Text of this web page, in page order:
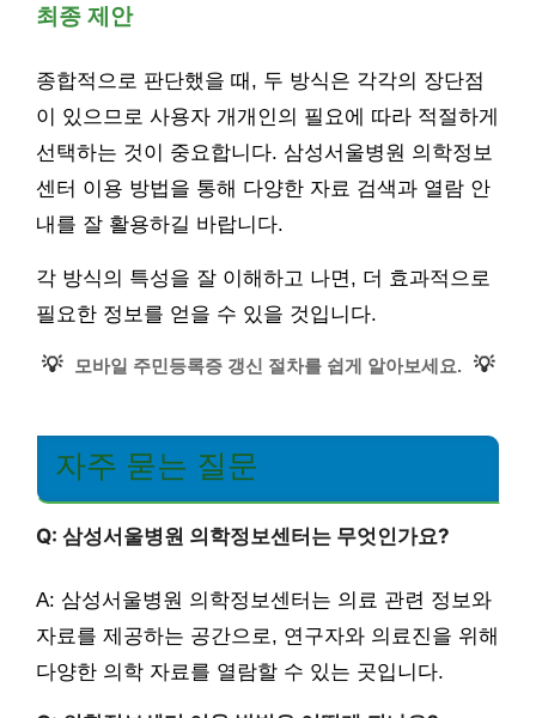
최종 제안
종합적으로 판단했을 때, 두 방식은 각각의 장단점
이 있으므로 사용자 개개인의 필요에 따라 적절하게
선택하는 것이 중요합니다. 삼성서울병원 의학정보
센터 이용 방법을 통해 다양한 자료 검색과 열람 안
내를 잘 활용하길 바랍니다.
각 방식의 특성을 잘 이해하고 나면, 더 효과적으로
필요한 정보를 얻을 수 있을 것입니다.
💡 모바일 주민등록증 갱신 절차를 쉽게 알아보세요. 💡
자주 묻는 질문
Q: 삼성서울병원 의학정보센터는 무엇인가요?
A: 삼성서울병원 의학정보센터는 의료 관련 정보와
자료를 제공하는 공간으로, 연구자와 의료진을 위해
다양한 의학 자료를 열람할 수 있는 곳입니다.